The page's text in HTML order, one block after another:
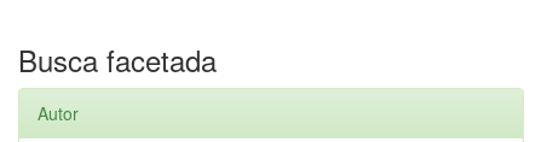
Busca facetada
Autor